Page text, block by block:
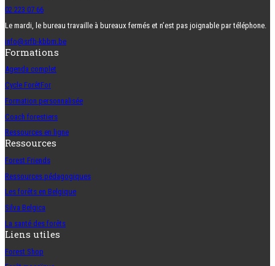
02 223 07 66
Le mardi, le bureau travaille à bureaux fermés et n’est pas joignable par téléphone.
info@srfb-kbbm.be
Formations
Agenda complet
Cycle ForêtFor
Formation personnalisée
Coach forestiers
Ressources en ligne
Ressources
Forest Friends
Ressources pédagogiques
Les forêts en Belgique
Silva Belgica
La santé des forêts
Liens utiles
Forest Shop